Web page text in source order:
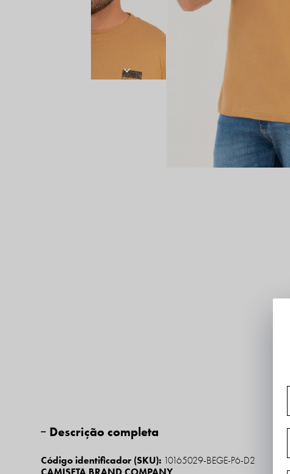
Descrição completa
Código identificador (SKU): 10165029-BEGE-P6-D2